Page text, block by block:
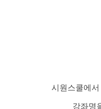
시원스쿨에
강좌명